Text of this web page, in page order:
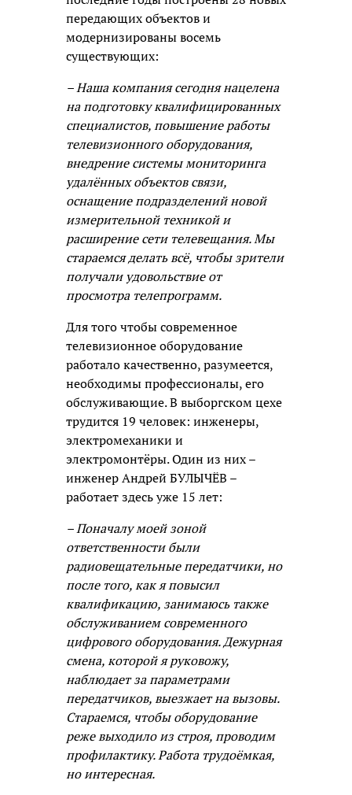
передающих объектов и
модернизированы восемь
существующих:
– Наша компания сегодня нацелена
на подготовку квалифицированных
специалистов, повышение работы
телевизионного оборудования,
внедрение системы мониторинга
удалённых объектов связи,
оснащение подразделений новой
измерительной техникой и
расширение сети телевещания. Мы
стараемся делать всё, чтобы зрители
получали удовольствие от
просмотра телепрограмм.
Для того чтобы современное
телевизионное оборудование
работало качественно, разумеется,
необходимы профессионалы, его
обслуживающие. В выборгском цехе
трудится 19 человек: инженеры,
электромеханики и
электромонтёры. Один из них –
инженер Андрей БУЛЫЧЁВ –
работает здесь уже 15 лет:
– Поначалу моей зоной
ответственности были
радиовещательные передатчики, но
после того, как я повысил
квалификацию, занимаюсь также
обслуживанием современного
цифрового оборудования. Дежурная
смена, которой я руковожу,
наблюдает за параметрами
передатчиков, выезжает на вызовы.
Стараемся, чтобы оборудование
реже выходило из строя, проводим
профилактику. Работа трудоёмкая,
но интересная.